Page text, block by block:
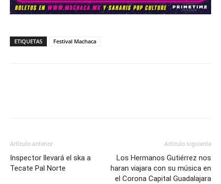
ETIQUETAS Festival Machaca
Artículo anterior
Inspector llevará el ska a
Tecate Pal Norte
Artículo siguiente
Los Hermanos Gutiérrez nos
haran viajara con su música en
el Corona Capital Guadalajara